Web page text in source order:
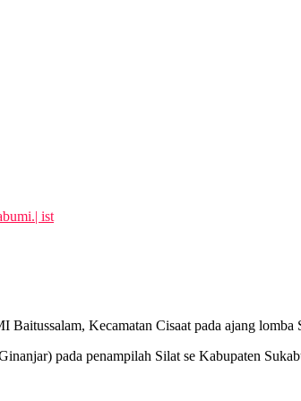
ist
Kecamatan Cisaat pada ajang lomba
pada penampilah Silat se Kabupaten